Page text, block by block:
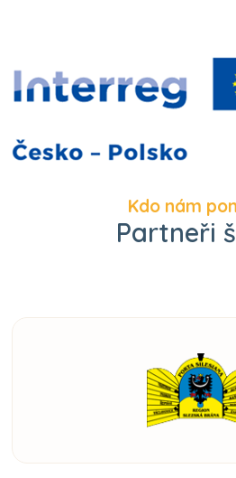
Kdo nám
Partneři